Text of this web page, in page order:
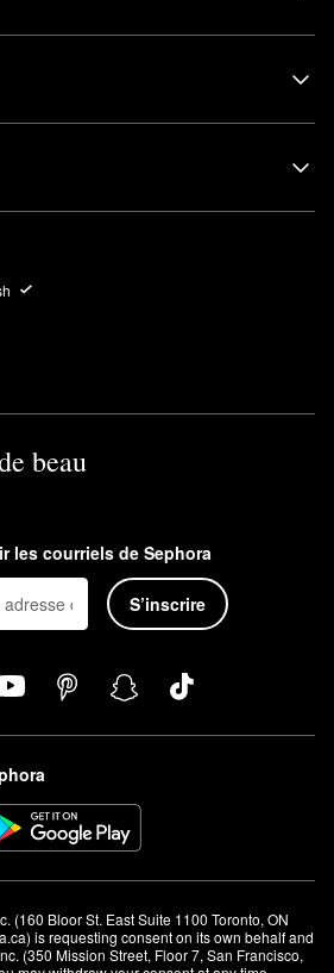
beau
les courriels de Sephora
S’inscrire
(160 Bloor St. East Suite 1100 Toronto, ON
is requesting consent on its own behalf and
(350 Mission Street, Floor 7, San Francisco,